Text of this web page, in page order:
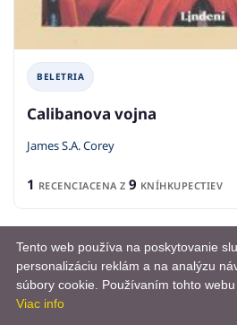
BELETRIA
Calibanova vojna
James S.A. Corey
1 RECENCIACENA Z 9 KNÍHKUPECTIEV
Tento web používa na poskytovanie
personalizáciu reklám a na analýzu
súbory cookie. Používaním tohto
Viac info